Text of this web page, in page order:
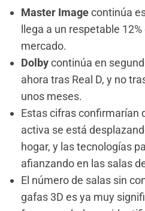
Master Imagecontinúa
llega a un respetable
mercado.
Dolbycontinúa en
ahora tras Real D, y no
unos meses.
Estas cifras confirmarían
activa se está
hogar, y las tecnologías
afianzando en las salas
El número de salas sin
gafas 3D es ya muy